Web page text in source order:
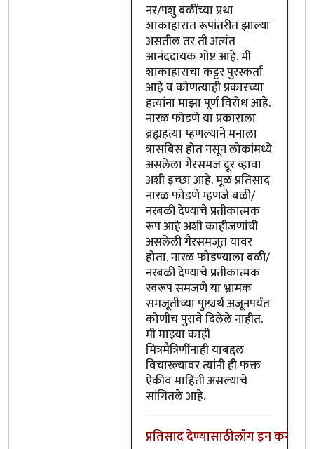
नर/पशु बळींच्या प्रथा
शाकाहारात रूपांतरीत झाल्या
असतील तर ती अत्यंत
आनंददायक गोष्ट आहे. मी
शाकाहाराचा कट्टर पुरस्कर्ता
आहे व कोणत्याही प्रकारच्या
हत्यांना माझा पूर्ण विरोध आहे.
नारळ फोडणे या प्रकाराला
ब्रह्महत्या म्हणल्याने मनाला
त्रासबिस होत नसून लोकांमध्ये
असलेला गैरसमज दूर व्हावा
अशी इच्छा आहे. मूळ प्रतिसाद
नारळ फोडणे म्हणजे बळी/
नरबळी देण्याचे प्रतीकात्मक
रूप आहे अशी काहीजणांची
असलेली गैरसमजूत यावर
होता. नारळ फोडण्याला बळी/
नरबळी देण्याचे प्रतीकात्मक
स्वरूप समजणे या भ्रामक
समजूतीच्या पुष्ट्यर्थ अजूनपर्यंत
कोणीच पुरावे दिलेले नाहीत.
मी माझ्या काही
मित्रमैत्रिणींनाही याबद्दल
विचारल्यावर त्यांनी ही फक्त
ऐकीव माहिती असल्याचे
सांगितले आहे.
प्रतिसाद देण्यासाठीलॉग इन करा